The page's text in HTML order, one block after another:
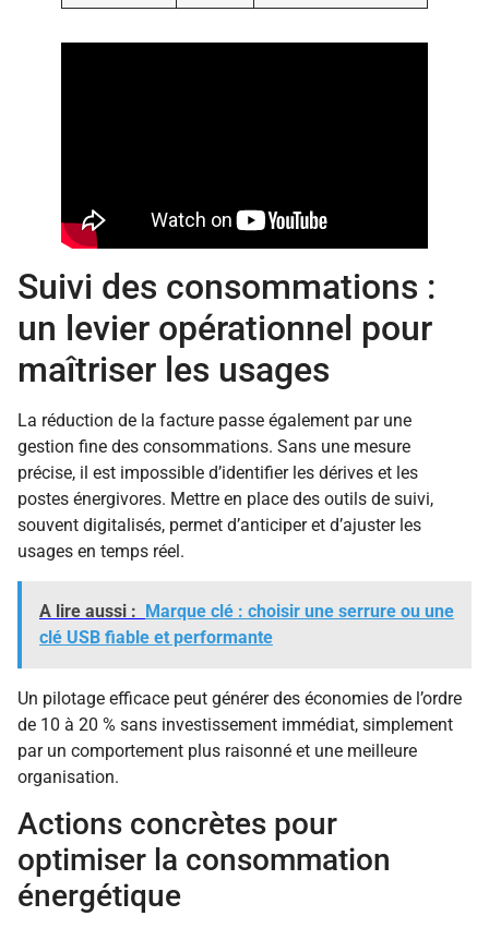
Suivi des consommations :
un levier opérationnel pour
maîtriser les usages
La réduction de la facture passe également par une
gestion fine des consommations. Sans une mesure
précise, il est impossible d’identifier les dérives et les
postes énergivores. Mettre en place des outils de suivi,
souvent digitalisés, permet d’anticiper et d’ajuster les
usages en temps réel.
A lire aussi : Marque clé : choisir une serrure ou une
clé USB fiable et performante
Un pilotage efficace peut générer des économies de l’ordre
de 10 à 20 % sans investissement immédiat, simplement
par un comportement plus raisonné et une meilleure
organisation.
Actions concrètes pour
optimiser la consommation
énergétique